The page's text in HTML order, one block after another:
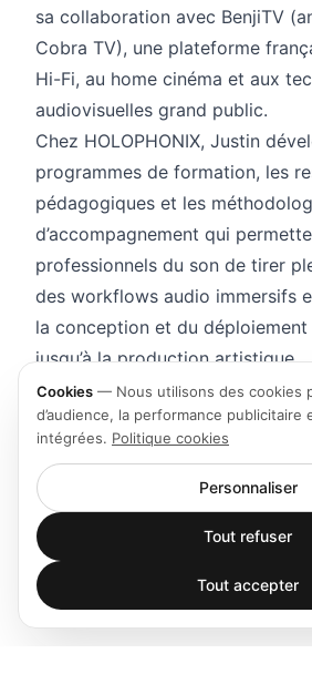
sa collaboration avec BenjiTV
Cobra TV), une plateforme
Hi-Fi, au home cinéma et aux
audiovisuelles grand public.
Chez HOLOPHONIX, Justin
programmes de formation, les
pédagogiques et les
d’accompagnement qui
professionnels du son de tirer
des workflows audio immersifs
la conception et du déploiement
jusqu’à la production artistique.
Cookies — Nous utilisons des cookies
d’audience, la performance publicitaire
intégrées. Politique cookies
Personnaliser
Tout refuser
Tout accepter